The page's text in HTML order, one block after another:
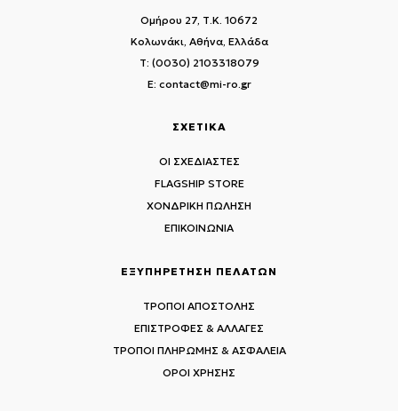
Ομήρου 27, Τ.Κ. 10672
Κολωνάκι, Αθήνα, Ελλάδα
T: (0030) 2103318079
E: contact@mi-ro.gr
ΣΧΕΤΙΚΑ
ΟΙ ΣΧΕΔΙΑΣΤΕΣ
FLAGSHIP STORE
ΧΟΝΔΡΙΚΗ ΠΩΛΗΣΗ
ΕΠΙΚΟΙΝΩΝΙΑ
ΕΞΥΠΗΡΕΤΗΣΗ ΠΕΛΑΤΩΝ
ΤΡΟΠΟΙ ΑΠΟΣΤΟΛΗΣ
ΕΠΙΣΤΡΟΦΕΣ & ΑΛΛΑΓΕΣ
ΤΡΟΠΟΙ ΠΛΗΡΩΜΗΣ & ΑΣΦΑΛΕΙΑ
ΟΡΟΙ ΧΡΗΣΗΣ